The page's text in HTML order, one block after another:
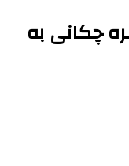
چکانی به